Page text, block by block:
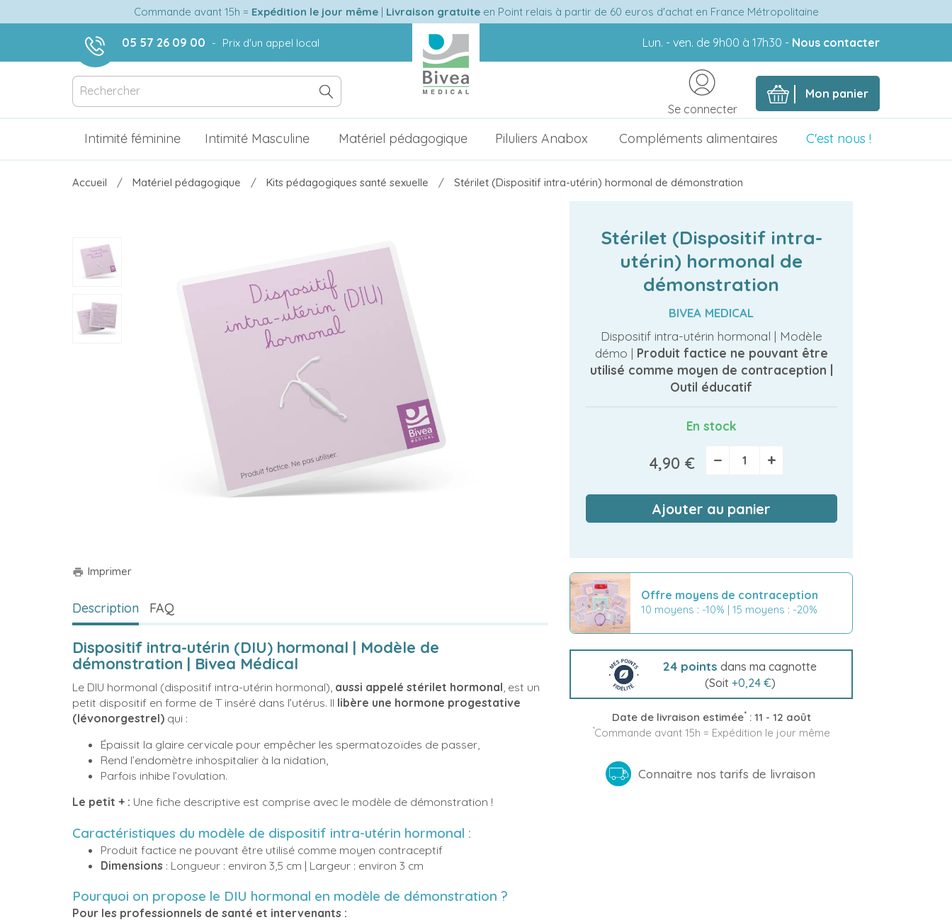
Commande avant 15h = Expédition le jour même| Livraison gratuiteen Point relais à partir de 60 euros d'achat en France Métropolitaine
05 57 26 09 00 - Prix d'un appel local Lun. - ven. de 9h00 à 17h30 - Nous contacter
Mon panier
Se connecter
Intimité féminine Intimité Masculine Matériel pédagogique Piluliers Anabox Compléments alimentaires C'est nous !
Accueil Matériel pédagogique Kits pédagogiques santé sexuelle Stérilet (Dispositif intra-utérin) hormonal de démonstration
print Imprimer
Stérilet (Dispositif intra-
utérin) hormonal de
démonstration
BIVEA MEDICAL
Dispositif intra-utérin hormonal | Modèle
démo | Produit factice ne pouvant être
utilisé comme moyen de contraception |
Outil éducatif
En stock
4,90 € − +
Ajouter au panier
Offre moyens de contraception
10 moyens : -10% | 15 moyens : -20%
24 points dans ma cagnotte
(Soit +0,24 €)
Date de livraison estimée*: 11 - 12 août
*Commande avant 15h = Expédition le jour même
Connaitre nos tarifs de livraison
Description FAQ
Dispositif intra-utérin (DIU) hormonal | Modèle de
démonstration | Bivea Médical
Le DIU hormonal (dispositif intra-utérin hormonal), aussi appelé stérilet hormonal, est un
petit dispositif en forme de T inséré dans l’utérus. Il libère une hormone progestative
(lévonorgestrel) qui :
Épaissit la glaire cervicale pour empêcher les spermatozoïdes de passer,
Rend l’endomètre inhospitalier à la nidation,
Parfois inhibe l’ovulation.
Le petit + : Une fiche descriptive est comprise avec le modèle de démonstration !
Caractéristiques du modèle de dispositif intra-utérin hormonal :
Produit factice ne pouvant être utilisé comme moyen contraceptif
Dimensions : Longueur : environ 3,5 cm | Largeur : environ 3 cm
Pourquoi on propose le DIU hormonal en modèle de démonstration ?
Pour les professionnels de santé et intervenants :